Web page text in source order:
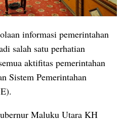
informasi pemerintahan
salah satu perhatian
aktifitas pemerintahan
Sistem Pemerintahan
Maluku Utara KH